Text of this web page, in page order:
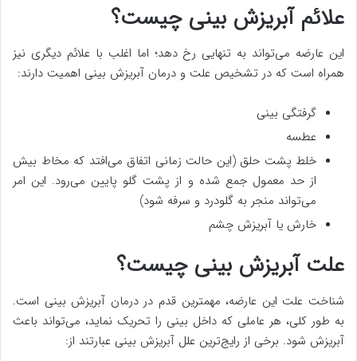
علائم آبریزش بینی چیست؟
این عارضه می‌تواند به تنهایی رخ دهد؛ اما اغلب با علائم دیگری نیز
همراه است که در تشخیص علت و درمان آبریزش بینی اهمیت دارند:
گرفتگی بینی
عطسه
خلط پشت حلق (این حالت زمانی اتفاق می‌افتد که مخاط بیش
از حد معمول جمع شده و از پشت گلو پایین می‌رود. این امر
می‌تواند منجر به گلودرد و سرفه شود)
خارش یا آبریزش چشم
علت آبریزش بینی چیست؟
شناخت علت این عارضه، مهمترین قدم در درمان آبریزش بینی است.
به طور کلی، هر عاملی که داخل بینی را تحریک نماید، می‌تواند باعث
آبریزش شود. برخی از رایج‌ترین علل آبریزش بینی عبارتند از: